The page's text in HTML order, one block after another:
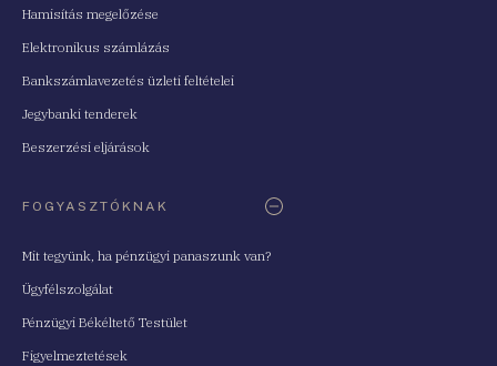
Hamisítás megelőzése
Elektronikus számlázás
Bankszámlavezetés üzleti feltételei
Jegybanki tenderek
Beszerzési eljárások
FOGYASZTÓKNAK
Mit tegyünk, ha pénzügyi panaszunk van?
Ügyfélszolgálat
Pénzügyi Békéltető Testület
Figyelmeztetések